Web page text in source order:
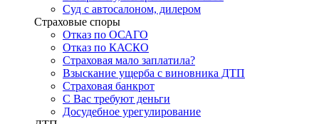
Суд с автосалоном, дилером
Страховые споры
Отказ по ОСАГО
Отказ по КАСКО
Страховая мало заплатила?
Взыскание ущерба с виновника ДТП
Страховая банкрот
С Вас требуют деньги
Досудебное урегулирование